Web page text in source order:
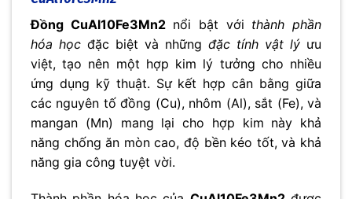
Đồng CuAl10Fe3Mn2nổi bật với thành phần
hóa học đặc biệt và những đặc tính vật lý ưu
việt, tạo nên một hợp kim lý tưởng cho nhiều
ứng dụng kỹ thuật. Sự kết hợp cân bằng giữa
các nguyên tố đồng (Cu), nhôm (Al), sắt (Fe), và
mangan (Mn) mang lại cho hợp kim này khả
năng chống ăn mòn cao, độ bền kéo tốt, và khả
năng gia công tuyệt vời.